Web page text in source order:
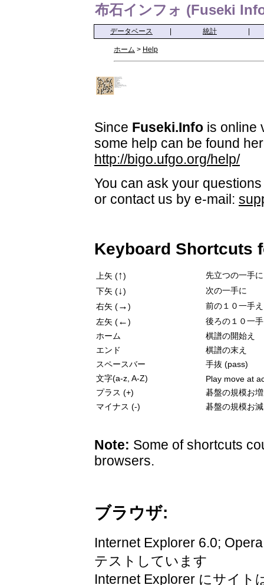
布石インフォ (Fuseki
データベース 統計
ホーム > Help
Since Fuseki.Info is online
some help can be found
http://bigo.ufgo.org/help/
You can ask your
or contact us by e-mail:
Keyboard Shortcuts
上矢 (↑)
先立つの一手に
下矢 (↓)
次の一手に
右矢 (→)
前の１０一手え
左矢 (←)
後ろの１０一
ホーム
棋譜の開始え
エンド
棋譜の末え
スペースバー
手抜 (pass)
文字(a-z, A-Z)
Play move at
プラス (+)
碁盤の規模お
マイナス (-)
碁盤の規模お
Note: Some of shortcuts
browsers.
ブラウザ:
Internet Explorer 6.0;
テストしています
Internet Explorer にサイト